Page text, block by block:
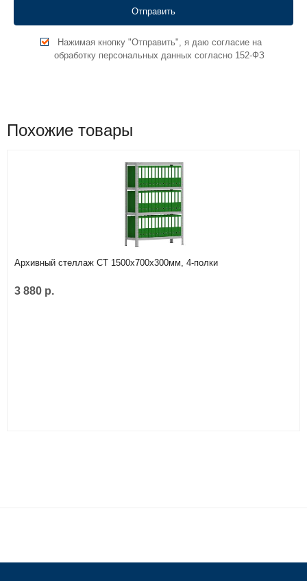
Нажимая кнопку "Отправить", я даю согласие на
обработку персональных данных согласно 152-ФЗ
Похожие товары
Архивный стеллаж СТ 1500х700х300мм, 4-полки
3 880 р.